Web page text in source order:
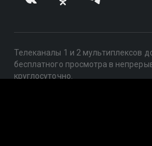
Телеканалы 1 и 2 мультиплексов
бесплатного просмотра в
круглосуточно.